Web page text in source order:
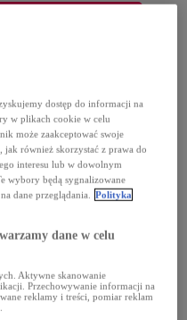
W
Polskim Radiuto
ludzie mogli zgłębić
rozwijać swoje
techniczne i
na
dostęp do informacji na
w plikach cookie w celu
może zaakceptować swoje
również skorzystać z prawa do
interesu lub w dowolnym
wybory będą sygnalizowane
dane przeglądania.
Polityka
dane w celu
Aktywne skanowanie
Przechowywanie informacji na
reklamy i treści, pomiar reklam